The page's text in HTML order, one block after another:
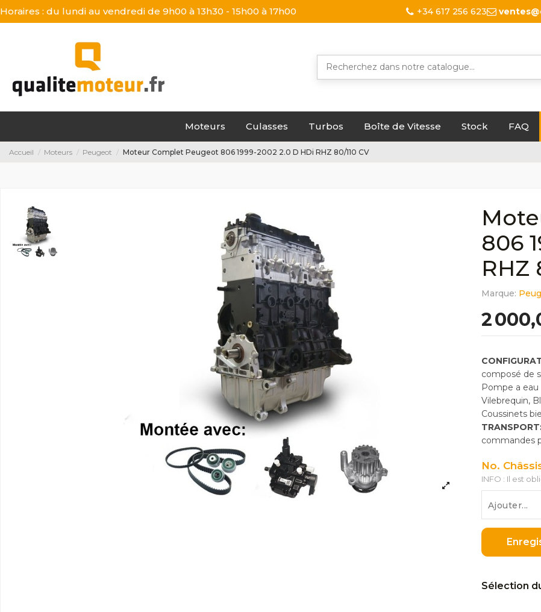
Horaires : du lundi au vendredi de 9h00 à 13h30 - 15h00 à 17h00 +34 617 256 623
Moteurs Culasses Turbos Boîte de Vitesse Stock FAQ
Accueil Moteurs Peugeot Moteur Complet Peugeot 806 1999-2002 2.0 D HDi RHZ 80/110 CV
806
RHZ
Marque:
2
composé de
Pompe a
Vilebrequin,
Coussinets
commandes
No.
INFO : Il est
Sélection